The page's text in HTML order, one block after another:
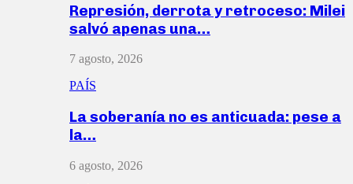
Represión, derrota y retroceso: Milei
salvó apenas una…
7 agosto, 2026
PAÍS
La soberanía no es anticuada: pese a
la…
6 agosto, 2026